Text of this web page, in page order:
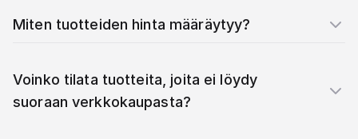
Miten tuotteiden hinta määräytyy?
Voinko tilata tuotteita, joita ei löydy
suoraan verkkokaupasta?